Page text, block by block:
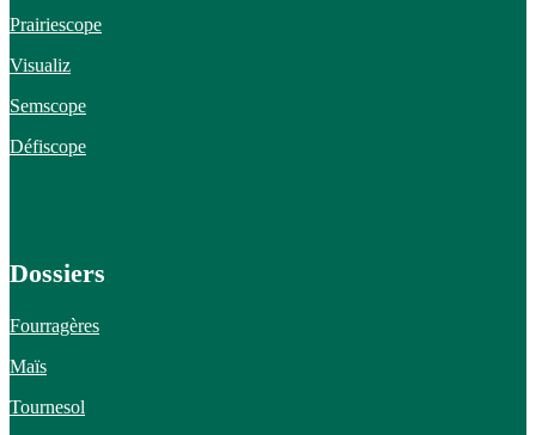
Prairiescope
Visualiz
Semscope
Défiscope
Dossiers
Fourragères
Maïs
Tournesol